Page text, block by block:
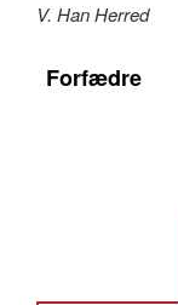
V. Han Herred
Forfædre